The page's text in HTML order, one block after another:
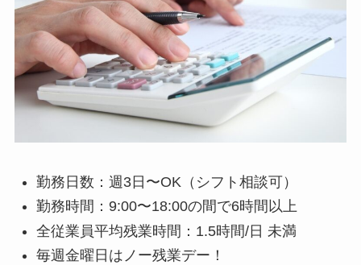
勤務日数：週3日〜OK（シフト相談可）
勤務時間：9:00〜18:00の間で6時間以上
全従業員平均残業時間：1.5時間/日 未満
毎週金曜日はノー残業デー！